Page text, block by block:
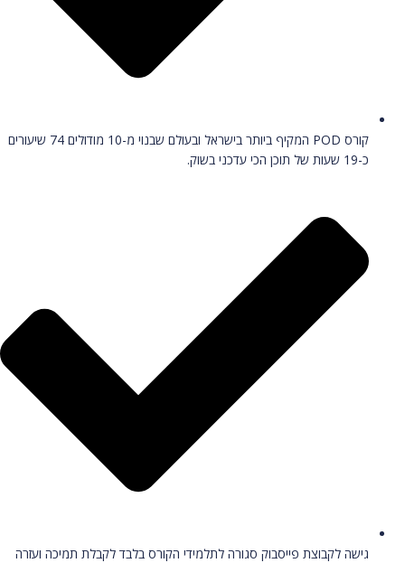
קורס POD המקיף ביותר בישראל ובעולם שבנוי מ-10 מודולים 74 שיעורים
כ-19 שעות של תוכן הכי עדכני בשוק.
גישה לקבוצת פייסבוק סגורה לתלמידי הקורס בלבד לקבלת תמיכה ועזרה